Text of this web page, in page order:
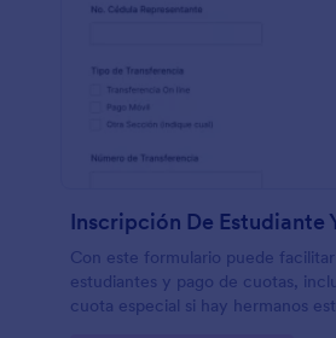
Con este formulario puede
estudiantes y pago de cuotas,
cuota especial si hay hermanos